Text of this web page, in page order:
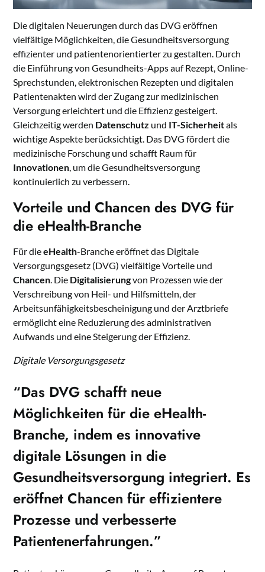
Die digitalen Neuerungen durch das DVG eröffnen
vielfältige Möglichkeiten, die Gesundheitsversorgung
effizienter und patientenorientierter zu gestalten. Durch
die Einführung von Gesundheits-Apps auf Rezept, Online-
Sprechstunden, elektronischen Rezepten und digitalen
Patientenakten wird der Zugang zur medizinischen
Versorgung erleichtert und die Effizienz gesteigert.
Gleichzeitig werden Datenschutz und IT-Sicherheitals
wichtige Aspekte berücksichtigt. Das DVG fördert die
medizinische Forschung und schafft Raum für
Innovationen, um die Gesundheitsversorgung
kontinuierlich zu verbessern.
Vorteile und Chancen des DVG für
die eHealth-Branche
Für dieeHealth-Branche eröffnet das Digitale
Versorgungsgesetz (DVG) vielfältige Vorteile und
Chancen. Die Digitalisierungvon Prozessen wie der
Verschreibung von Heil- und Hilfsmitteln, der
Arbeitsunfähigkeitsbescheinigung und der Arztbriefe
ermöglicht eine Reduzierung des administrativen
Aufwands und eine Steigerung der Effizienz.
Digitale Versorgungsgesetz
“Das DVG schafft neue
Möglichkeiten für dieeHealth-
Branche, indem es innovative
digitale Lösungen in die
Gesundheitsversorgung integriert. Es
eröffnetChancen für effizientere
Prozesse und verbesserte
Patientenerfahrungen.”